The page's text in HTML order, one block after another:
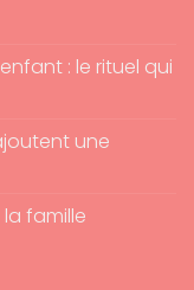
: le rituel qui
une
famille